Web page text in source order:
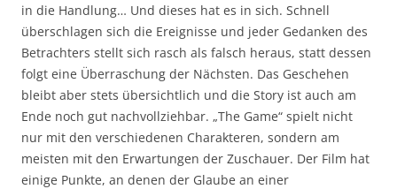
in die Handlung… Und dieses hat es in sich. Schnell
überschlagen sich die Ereignisse und jeder Gedanken des
Betrachters stellt sich rasch als falsch heraus, statt dessen
folgt eine Überraschung der Nächsten. Das Geschehen
bleibt aber stets übersichtlich und die Story ist auch am
Ende noch gut nachvollziehbar. „The Game“ spielt nicht
nur mit den verschiedenen Charakteren, sondern am
meisten mit den Erwartungen der Zuschauer. Der Film hat
einige Punkte, an denen der Glaube an einer